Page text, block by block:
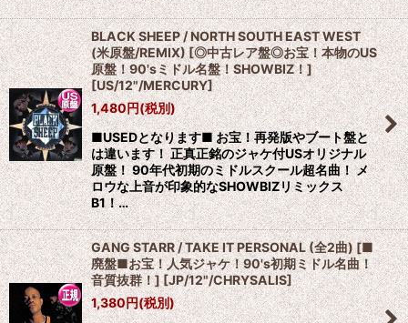
BLACK SHEEP / NORTH SOUTH EAST WEST
(米原盤/REMIX) [◎中古レア盤◎お宝！本物のUS
原盤！90'sミドル名盤！SHOWBIZ！]
[US/12"/MERCURY]
1,480円(税別)
■USEDとなります■ お宝！再発版やブート盤と
は違います！ 正真正銘のジャケ付USオリジナル
原盤！ 90年代初期のミドルスクール超名曲！ メ
ロウな上音が印象的なSHOWBIZリミックス
B1！…
GANG STARR / TAKE IT PERSONAL (全2曲) [■
廃盤■お宝！人気ジャケ！90's初期ミドル名曲！
音質抜群！] [JP/12"/CHRYSALIS]
1,380円(税別)